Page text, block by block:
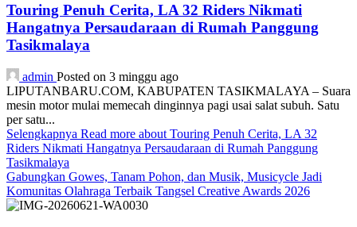
Touring Penuh Cerita, LA 32 Riders Nikmati
Hangatnya Persaudaraan di Rumah Panggung
Tasikmalaya
admin Posted on 3 minggu ago
LIPUTANBARU.COM, KABUPATEN TASIKMALAYA – Suara
mesin motor mulai memecah dinginnya pagi usai salat subuh. Satu
per satu...
Selengkapnya Read more about Touring Penuh Cerita, LA 32
Riders Nikmati Hangatnya Persaudaraan di Rumah Panggung
Tasikmalaya
Gabungkan Gowes, Tanam Pohon, dan Musik, Musicycle Jadi
Komunitas Olahraga Terbaik Tangsel Creative Awards 2026